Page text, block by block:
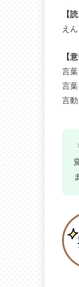
【
え
【
言
言
言